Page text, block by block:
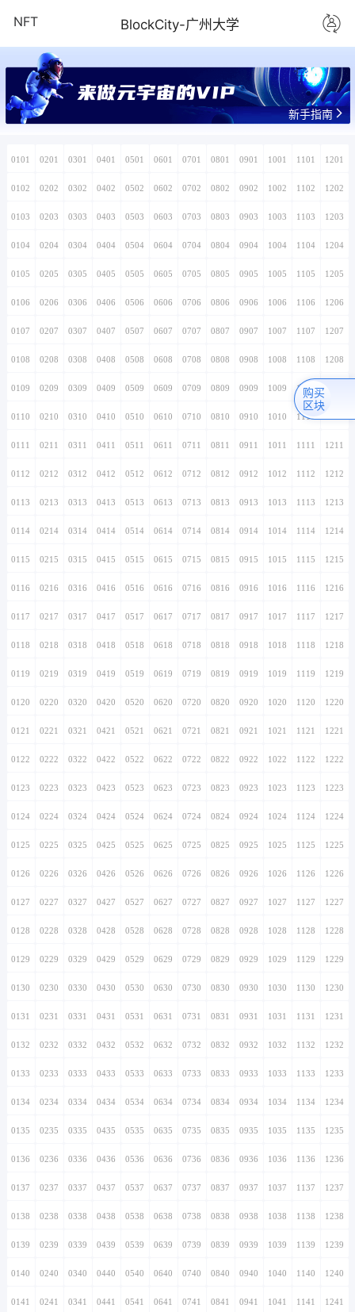
NFT BlockCity-广州大学
新手指南
0101 0201 0301 0401 0501 0601 0701 0801 0901 1001 1101 1201
0102 0202 0302 0402 0502 0602 0702 0802 0902 1002 1102 1202
0103 0203 0303 0403 0503 0603 0703 0803 0903 1003 1103 1203
0104 0204 0304 0404 0504 0604 0704 0804 0904 1004 1104 1204
0105 0205 0305 0405 0505 0605 0705 0805 0905 1005 1105 1205
0106 0206 0306 0406 0506 0606 0706 0806 0906 1006 1106 1206
0107 0207 0307 0407 0507 0607 0707 0807 0907 1007 1107 1207
0108 0208 0308 0408 0508 0608 0708 0808 0908 1008 1108 1208
0109 0209 0309 0409 0509 0609 0709 0809 0909 1009 1109
0110 0210 0310 0410 0510 0610 0710 0810 0910 1010 1110
0111 0211 0311 0411 0511 0611 0711 0811 0911 1011 1111 1211
0112 0212 0312 0412 0512 0612 0712 0812 0912 1012 1112 1212
0113 0213 0313 0413 0513 0613 0713 0813 0913 1013 1113 1213
0114 0214 0314 0414 0514 0614 0714 0814 0914 1014 1114 1214
0115 0215 0315 0415 0515 0615 0715 0815 0915 1015 1115 1215
0116 0216 0316 0416 0516 0616 0716 0816 0916 1016 1116 1216
0117 0217 0317 0417 0517 0617 0717 0817 0917 1017 1117 1217
0118 0218 0318 0418 0518 0618 0718 0818 0918 1018 1118 1218
0119 0219 0319 0419 0519 0619 0719 0819 0919 1019 1119 1219
0120 0220 0320 0420 0520 0620 0720 0820 0920 1020 1120 1220
0121 0221 0321 0421 0521 0621 0721 0821 0921 1021 1121 1221
0122 0222 0322 0422 0522 0622 0722 0822 0922 1022 1122 1222
0123 0223 0323 0423 0523 0623 0723 0823 0923 1023 1123 1223
0124 0224 0324 0424 0524 0624 0724 0824 0924 1024 1124 1224
0125 0225 0325 0425 0525 0625 0725 0825 0925 1025 1125 1225
0126 0226 0326 0426 0526 0626 0726 0826 0926 1026 1126 1226
0127 0227 0327 0427 0527 0627 0727 0827 0927 1027 1127 1227
0128 0228 0328 0428 0528 0628 0728 0828 0928 1028 1128 1228
0129 0229 0329 0429 0529 0629 0729 0829 0929 1029 1129 1229
0130 0230 0330 0430 0530 0630 0730 0830 0930 1030 1130 1230
0131 0231 0331 0431 0531 0631 0731 0831 0931 1031 1131 1231
0132 0232 0332 0432 0532 0632 0732 0832 0932 1032 1132 1232
0133 0233 0333 0433 0533 0633 0733 0833 0933 1033 1133 1233
0134 0234 0334 0434 0534 0634 0734 0834 0934 1034 1134 1234
0135 0235 0335 0435 0535 0635 0735 0835 0935 1035 1135 1235
0136 0236 0336 0436 0536 0636 0736 0836 0936 1036 1136 1236
0137 0237 0337 0437 0537 0637 0737 0837 0937 1037 1137 1237
0138 0238 0338 0438 0538 0638 0738 0838 0938 1038 1138 1238
0139 0239 0339 0439 0539 0639 0739 0839 0939 1039 1139 1239
0140 0240 0340 0440 0540 0640 0740 0840 0940 1040 1140 1240
0141 0241 0341 0441 0541 0641 0741 0841 0941 1041 1141 1241
购买
区块